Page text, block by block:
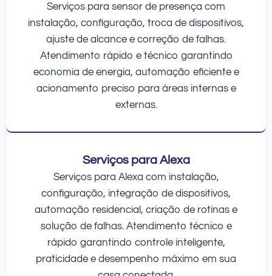
Serviços para sensor de presença com
instalação, configuração, troca de dispositivos,
ajuste de alcance e correção de falhas.
Atendimento rápido e técnico garantindo
economia de energia, automação eficiente e
acionamento preciso para áreas internas e
externas.
Serviços para Alexa
Serviços para Alexa com instalação,
configuração, integração de dispositivos,
automação residencial, criação de rotinas e
solução de falhas. Atendimento técnico e
rápido garantindo controle inteligente,
praticidade e desempenho máximo em sua